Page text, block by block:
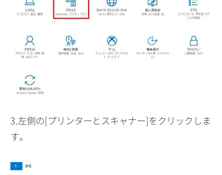
3.左側の[プリンターとスキャナー]をクリックしま
す。